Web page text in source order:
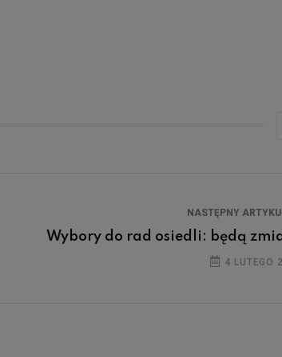
NASTĘPNY
Wybory do rad osiedli: będą
4 LUTEGO